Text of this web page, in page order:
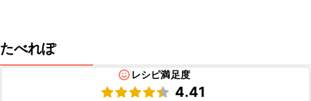
たべれぽ
レシピ満足度
4.41